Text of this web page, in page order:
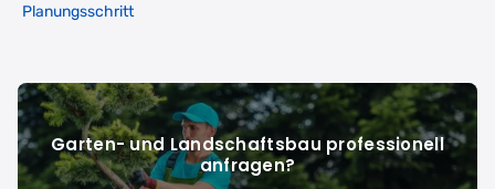
Planungsschritt
Garten- und Landschaftsbau professionell
anfragen?